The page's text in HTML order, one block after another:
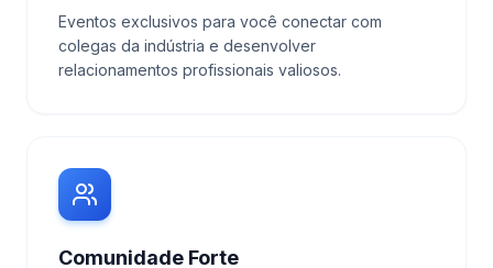
Eventos exclusivos para você conectar com
colegas da indústria e desenvolver
relacionamentos profissionais valiosos.
Comunidade Forte